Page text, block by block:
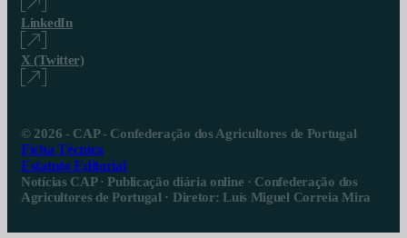
LinkedIn
X (Twitter)
© 2026 - CAP - Confederação dos Agricultores de Portugal
Ficha Técnica
Estatuto Editorial
Notícias CAP · Publicação diária online · Confederação dos
Agricultores de Portugal · Diretor: Luís Miguel Correia Mira